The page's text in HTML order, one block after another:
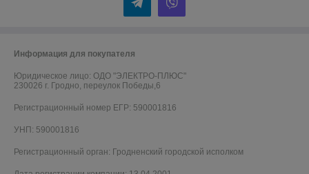
Информация для покупателя
Юридическое лицо: ОДО "ЭЛЕКТРО-ПЛЮС"
230026 г. Гродно, переулок Победы,6
Регистрационный номер ЕГР: 590001816
УНП: 590001816
Регистрационный орган: Гродненский городской исполком